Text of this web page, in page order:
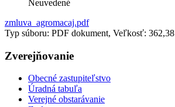
Neuvedené
zmluva_agromacaj.pdf
Typ súboru: PDF dokument, Veľkosť:
Zverejňovanie
Obecné zastupiteľstvo
Úradná tabuľa
Verejné obstarávanie